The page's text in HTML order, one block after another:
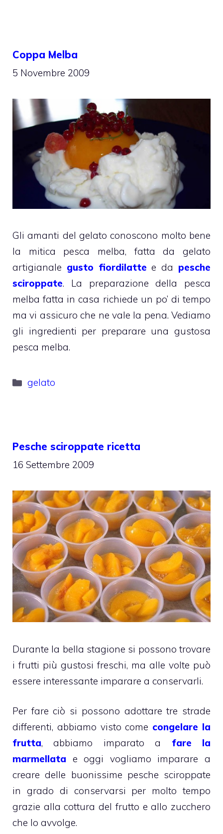
Coppa Melba
5 Novembre 2009
Gli amanti del gelato conoscono molto bene
la mitica pesca melba, fatta da gelato
artigianale gusto fiordilatte e da pesche
sciroppate. La preparazione della pesca
melba fatta in casa richiede un po’ di tempo
ma vi assicuro che ne vale la pena. Vediamo
gli ingredienti per preparare una gustosa
pesca melba.
Categorie
gelato
Pesche sciroppate ricetta
16 Settembre 2009
Durante la bella stagione si possono trovare
i frutti più gustosi freschi, ma alle volte può
essere interessante imparare a conservarli.
Per fare ciò si possono adottare tre strade
differenti, abbiamo visto come congelare la
frutta, abbiamo imparato a fare la
marmellata e oggi vogliamo imparare a
creare delle buonissime pesche sciroppate
in grado di conservarsi per molto tempo
grazie alla cottura del frutto e allo zucchero
che lo avvolge.